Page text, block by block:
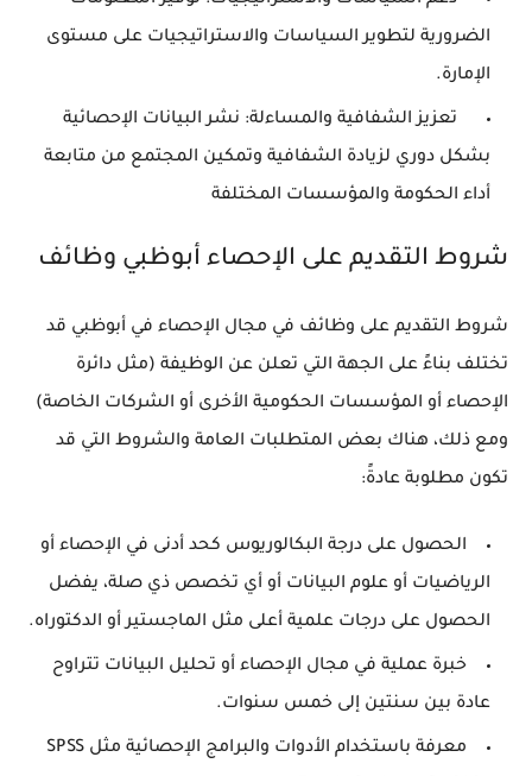
الضرورية لتطوير السياسات والاستراتيجيات على مستوى
الإمارة.
تعزيز الشفافية والمساءلة: نشر البيانات الإحصائية
بشكل دوري لزيادة الشفافية وتمكين المجتمع من متابعة
أداء الحكومة والمؤسسات المختلفة
شروط التقديم على الإحصاء أبوظبي وظائف
شروط التقديم على وظائف في مجال الإحصاء في أبوظبي قد
تختلف بناءً على الجهة التي تعلن عن الوظيفة (مثل دائرة
الإحصاء أو المؤسسات الحكومية الأخرى أو الشركات الخاصة)
ومع ذلك، هناك بعض المتطلبات العامة والشروط التي قد
تكون مطلوبة عادةً:
الحصول على درجة البكالوريوس كحد أدنى في الإحصاء أو
الرياضيات أو علوم البيانات أو أي تخصص ذي صلة، يفضل
الحصول على درجات علمية أعلى مثل الماجستير أو الدكتوراه.
خبرة عملية في مجال الإحصاء أو تحليل البيانات تتراوح
عادة بين سنتين إلى خمس سنوات.
معرفة باستخدام الأدوات والبرامج الإحصائية مثل SPSS